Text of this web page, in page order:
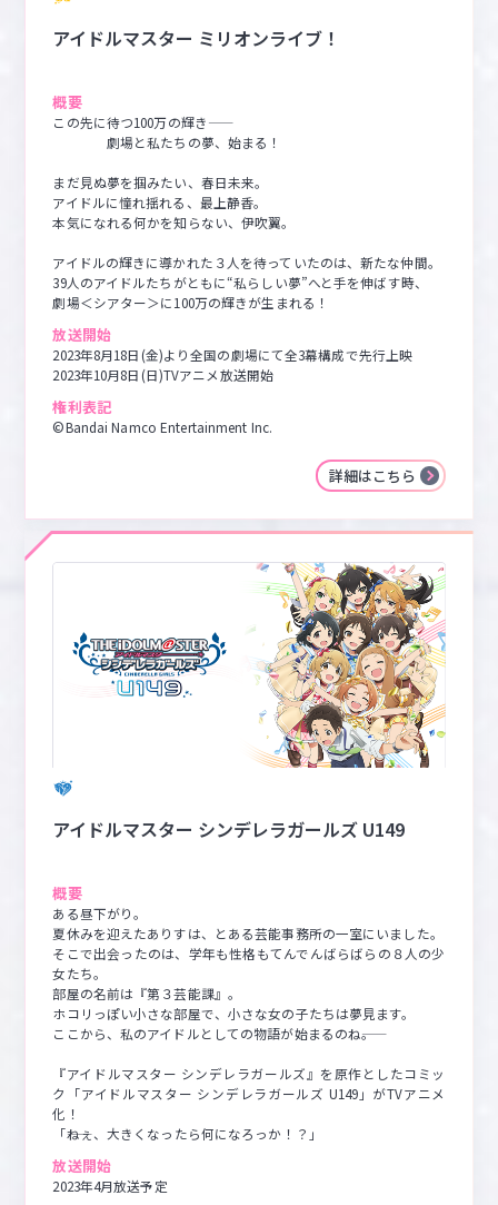
アイドルマスター ミリオンライブ！
概要
この先に待つ100万の輝き――
劇場と私たちの夢、始まる！
まだ見ぬ夢を掴みたい、春日未来。
アイドルに憧れ揺れる、最上静香。
本気になれる何かを知らない、伊吹翼。
アイドルの輝きに導かれた３人を待っていたのは、新たな仲間。
39人のアイドルたちがともに“私らしい夢”へと手を伸ばす時、
劇場＜シアター＞に100万の輝きが生まれる！
放送開始
2023年8月18日(金)より全国の劇場にて全3幕構成で先行上映
2023年10月8日(日)TVアニメ放送開始
権利表記
©Bandai Namco Entertainment Inc.
詳細はこちら
アイドルマスター シンデレラガールズ U149
概要
ある昼下がり。
夏休みを迎えたありすは、とある芸能事務所の一室にいました。
そこで出会ったのは、学年も性格もてんでんばらばらの８人の少
女たち。
部屋の名前は『第３芸能課』。
ホコリっぽい小さな部屋で、小さな女の子たちは夢見ます。
ここから、私のアイドルとしての物語が始まるのね――。
『アイドルマスター シンデレラガールズ』を原作としたコミッ
ク「アイドルマスター シンデレラガールズ U149」がTVアニメ
化！
「――ねぇ、大きくなったら何になろっか！？」
放送開始
2023年4月放送予定